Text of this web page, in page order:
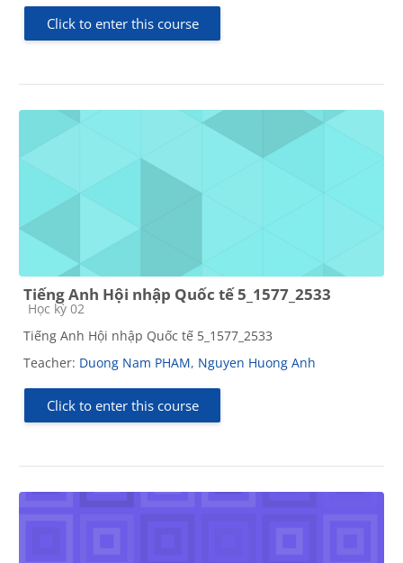
Click to enter this course
Tiếng Anh Hội nhập Quốc tế 5_1577_2533
Course category
Học kỳ 02
Tiếng Anh Hội nhập Quốc tế 5_1577_2533
Teacher: Duong Nam PHAM, Nguyen Huong Anh
Click to enter this course